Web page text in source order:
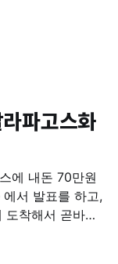
파고스화
에 내돈 70만원
서 발표를 하고,
착해서 곧바로
한 스케쥴이었